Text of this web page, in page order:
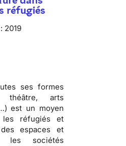
réfugiés
2019
ses formes
théâtre, arts
est un moyen
les réfugiés et
espaces et
les sociétés